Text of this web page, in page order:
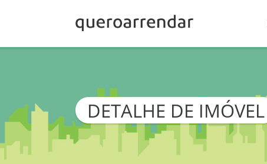
DETALHE DE IMÓVEL